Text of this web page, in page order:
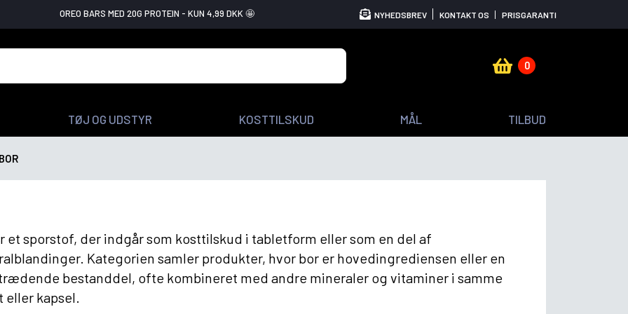
OREO BARS MED 20G PROTEIN - KUN 4,99 DKK 🤩 NYHEDSBREV KONTAKT OS PRISGARANTI
0
TØJ OG UDSTYR KOSTTILSKUD MÅL TILBUD
BOR
et sporstof, der indgår som kosttilskud i tabletform eller som en del af
Kategorien samler produkter, hvor bor er hovedingrediensen eller en
bestanddel, ofte kombineret med andre mineraler og vitaminer i samme
eller kapsel.